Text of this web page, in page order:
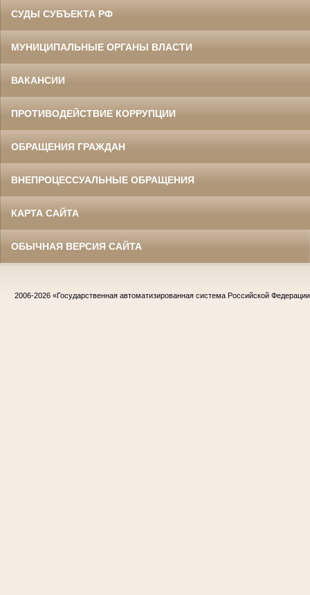
СУДЫ СУБЪЕКТА РФ
МУНИЦИПАЛЬНЫЕ ОРГАНЫ ВЛАСТИ
ВАКАНСИИ
ПРОТИВОДЕЙСТВИЕ КОРРУПЦИИ
ОБРАЩЕНИЯ ГРАЖДАН
ВНЕПРОЦЕССУАЛЬНЫЕ ОБРАЩЕНИЯ
КАРТА САЙТА
ОБЫЧНАЯ ВЕРСИЯ САЙТА
2006-2026 «Государственная автоматизированная система Российской